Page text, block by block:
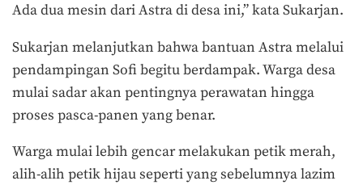
Ada dua mesin dari Astra di desa ini,” kata Sukarjan.
Sukarjan melanjutkan bahwa bantuan Astra melalui
pendampingan Sofi begitu berdampak. Warga desa
mulai sadar akan pentingnya perawatan hingga
proses pasca-panen yang benar.
Warga mulai lebih gencar melakukan petik merah,
alih-alih petik hijau seperti yang sebelumnya lazim